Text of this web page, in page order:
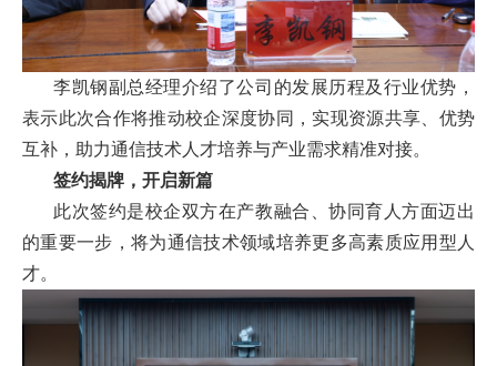
李凯钢副总经理介绍了公司的发展历程及行业优势，
表示此次合作将推动校企深度协同，实现资源共享、优势
互补，助力通信技术人才培养与产业需求精准对接。
签约揭牌，开启新篇
此次签约是校企双方在产教融合、协同育人方面迈出
的重要一步，将为通信技术领域培养更多高素质应用型人
才。